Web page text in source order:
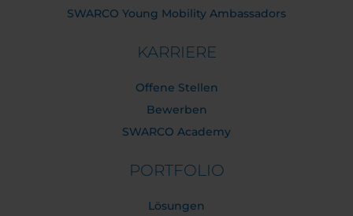
SWARCO Young Mobility Ambassadors
KARRIERE
Offene Stellen
Bewerben
SWARCO Academy
PORTFOLIO
Lösungen